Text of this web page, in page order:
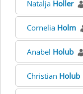
Natalja Holler
Cornelia Holm
Anabel Holub
Christian Holub